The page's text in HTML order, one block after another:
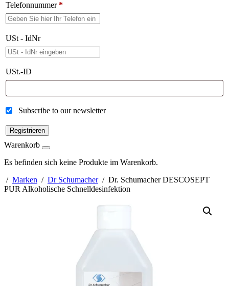
Telefonnummer*
USt - IdNr
USt.-ID
Subscribe to our newsletter
Registrieren
Warenkorb
Es befinden sich keine Produkte im Warenkorb.
/ Marken / Dr Schumacher/ Dr. Schumacher DESCOSEPT
PUR Alkoholische Schnelldesinfektion